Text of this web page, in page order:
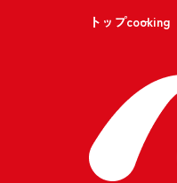
トップcooking